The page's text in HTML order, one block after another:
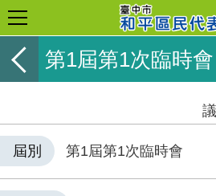
第1屆第1次臨時會
屆別 第1屆第1次臨時會